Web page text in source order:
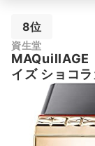
8位
資生堂
MAQuillAGE
イズ ショコ